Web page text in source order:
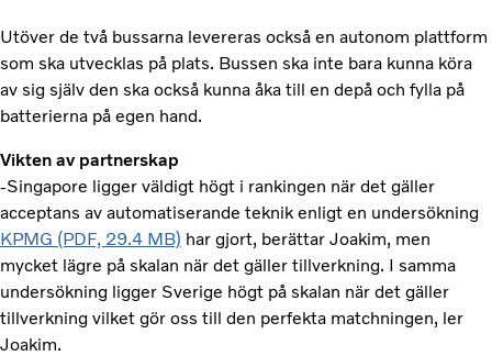
Utöver de två bussarna levereras också en autonom plattform
som ska utvecklas på plats. Bussen ska inte bara kunna köra
av sig själv den ska också kunna åka till en depå och fylla på
batterierna på egen hand.
Vikten av partnerskap
-Singapore ligger väldigt högt i rankingen när det gäller
acceptans av automatiserande teknik enligt en undersökning
KPMG (PDF, 29.4 MB) har gjort, berättar Joakim, men
mycket lägre på skalan när det gäller tillverkning. I samma
undersökning ligger Sverige högt på skalan när det gäller
tillverkning vilket gör oss till den perfekta matchningen, ler
Joakim.